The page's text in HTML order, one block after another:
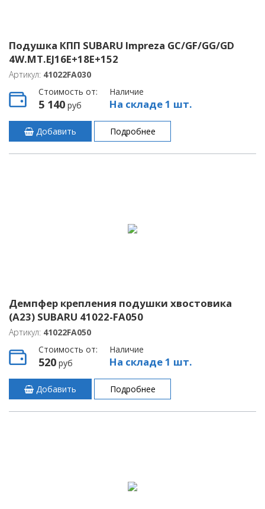
Подушка КПП SUBARU Impreza GC/GF/GG/GD
4W.MT.EJ16E+18E+152
Артикул: 41022FA030
Стоимость от:
5 140 руб
Наличие
На складе 1 шт.
Добавить Подробнее
Демпфер крепления подушки хвостовика
(A23) SUBARU 41022-FA050
Артикул: 41022FA050
Стоимость от:
520 руб
Наличие
На складе 1 шт.
Добавить Подробнее